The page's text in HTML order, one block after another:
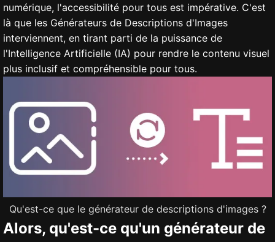
numérique, l'accessibilité pour tous est impérative. C'est
là que les Générateurs de Descriptions d'Images
interviennent, en tirant parti de la puissance de
l'Intelligence Artificielle (IA) pour rendre le contenu visuel
plus inclusif et compréhensible pour tous.
Qu'est-ce que le générateur de descriptions d'images ?
Alors, qu'est-ce qu'un générateur de